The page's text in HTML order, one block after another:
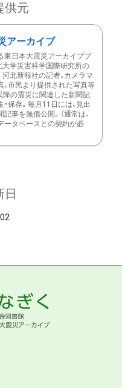
供元
アーカイブ
東日本大震災アーカイブプ
大学災害科学国際研究所の
北新報社の記者、カメラマ
、市民より提供された写真等
降の震災に関連した新聞記
保存。毎月11日には、見出
事を無償公開。（通常は、
ータベースとの契約が必
日